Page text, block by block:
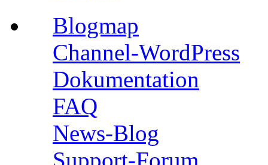
Blogmap
Channel-WordPress
Dokumentation
FAQ
News-Blog
Support-Forum